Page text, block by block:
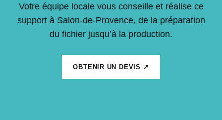
Votre équipe locale vous conseille et réalise ce
support à Salon-de-Provence, de la préparation
du fichier jusqu’à la production.
OBTENIR UN DEVIS ↗